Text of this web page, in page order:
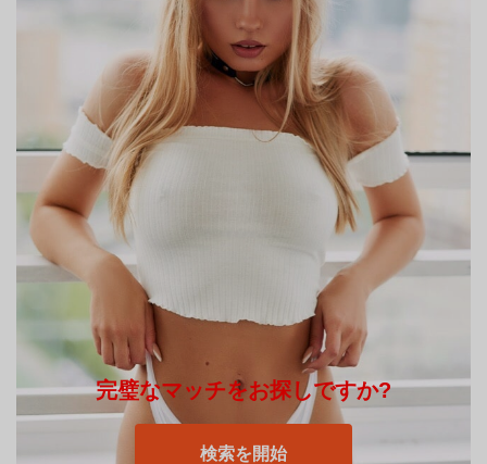
完璧なマッチをお探しですか?
検索を開始